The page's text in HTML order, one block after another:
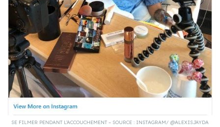
SE FILMER PENDANT L’ACCOUCHEMENT – SOURCE : INSTAGRAM/ @ALEXISJAYDA